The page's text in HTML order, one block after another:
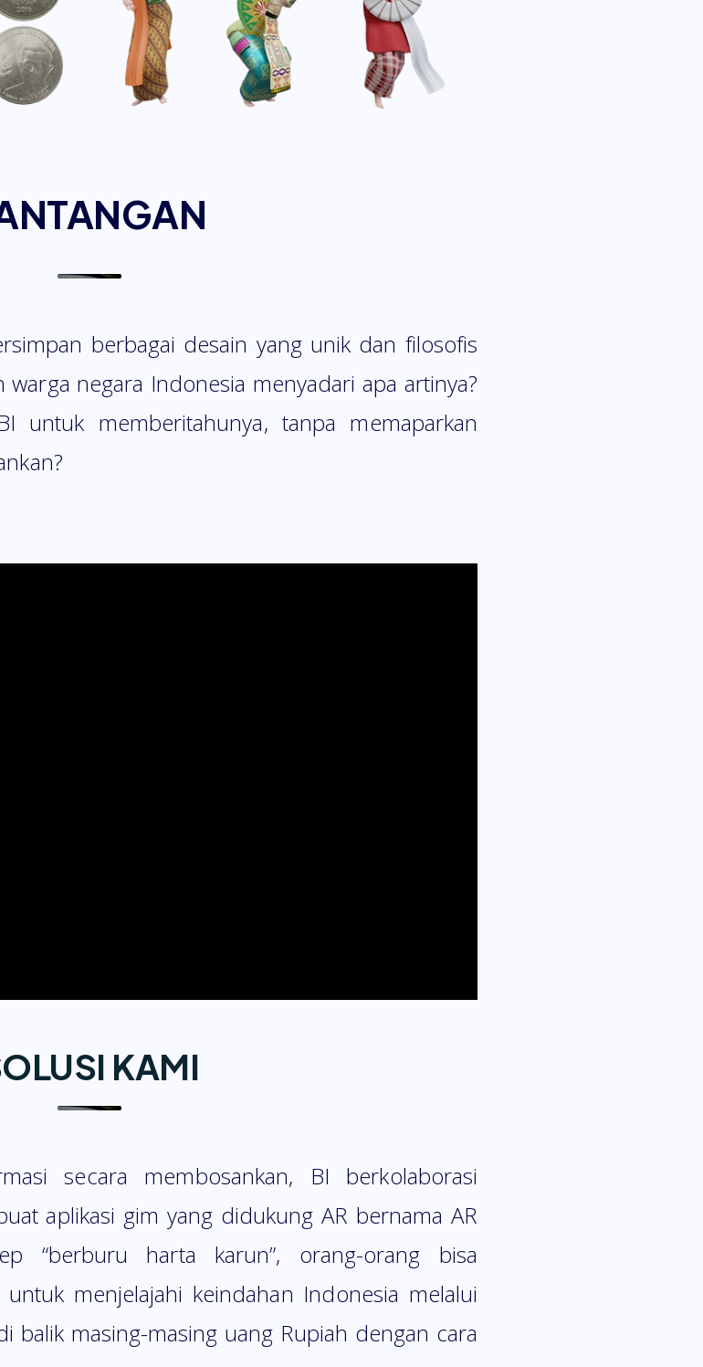
berbagai desain yang unik dan filosofis
negara Indonesia menyadari apa artinya?
untuk memberitahunya, tanpa memaparkan
KAMI
secara membosankan, BI berkolaborasi
aplikasi gim yang didukung AR bernama AR
“berburu harta karun”, orang-orang bisa
menjelajahi keindahan Indonesia melalui
balik masing-masing uang Rupiah dengan cara